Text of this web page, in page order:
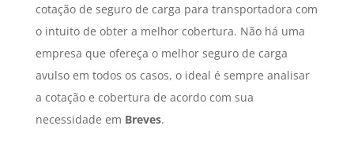
cotação de seguro de carga para transportadora com
o intuito de obter a melhor cobertura. Não há uma
empresa que ofereça o melhor seguro de carga
avulso em todos os casos, o ideal é sempre analisar
a cotação e cobertura de acordo com sua
necessidade em Breves.